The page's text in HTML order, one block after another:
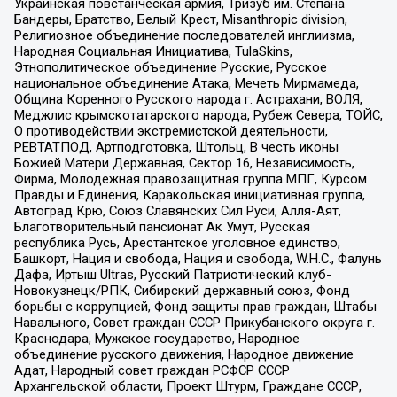
Украинская повстанческая армия, Тризуб им. Степана
Бандеры, Братство, Белый Крест, Misanthropic division,
Религиозное объединение последователей инглиизма,
Народная Социальная Инициатива, TulaSkins,
Этнополитическое объединение Русские, Русское
национальное объединение Атака, Мечеть Мирмамеда,
Община Коренного Русского народа г. Астрахани, ВОЛЯ,
Меджлис крымскотатарского народа, Рубеж Севера, ТОЙС,
О противодействии экстремистской деятельности,
РЕВТАТПОД, Артподготовка, Штольц, В честь иконы
Божией Матери Державная, Сектор 16, Независимость,
Фирма, Молодежная правозащитная группа МПГ, Курсом
Правды и Единения, Каракольская инициативная группа,
Автоград Крю, Союз Славянских Сил Руси, Алля-Аят,
Благотворительный пансионат Ак Умут, Русская
республика Русь, Арестантское уголовное единство,
Башкорт, Нация и свобода, Нация и свобода, W.H.С., Фалунь
Дафа, Иртыш Ultras, Русский Патриотический клуб-
Новокузнецк/РПК, Сибирский державный союз, Фонд
борьбы с коррупцией, Фонд защиты прав граждан, Штабы
Навального, Совет граждан СССР Прикубанского округа г.
Краснодара, Мужское государство, Народное
объединение русского движения, Народное движение
Адат, Народный совет граждан РСФСР СССР
Архангельской области, Проект Штурм, Граждане СССР,